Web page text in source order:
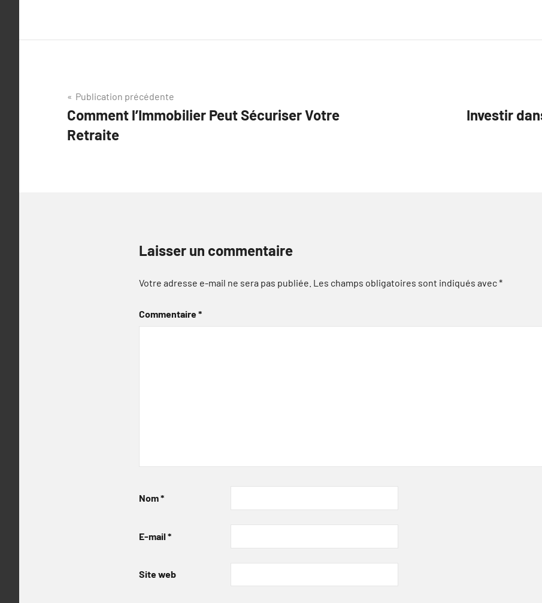
Navigation
de
l’article
Publication précédente
Comment l’Immobilier Peut Sécuriser Votre
Retraite
Investir
Laisser un commentaire
Votre adresse e-mail ne sera pas publiée. Les champs obligatoires sont indiqués avec*
Commentaire*
Nom*
E-mail *
Site web